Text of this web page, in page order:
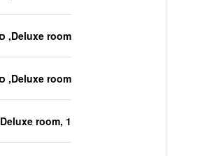
Deluxe room, סוג המיטה לא ידוע
Deluxe room, סוג המיטה לא ידוע
Deluxe room, 1מיטת קינג